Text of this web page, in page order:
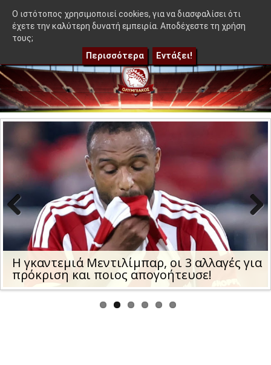
≡ OlympEidisis |
Η γκαντεμιά Μεντιλίμπαρ, οι 3 αλλαγές για
πρόκριση και ποιος απογοήτευσε!
us
ιδέα που δεν βγήκε στον Μεντιλίμπαρ - Ακόμα 50-50" |
O ιστότοπος χρησιμοποιεί cookies, για να διασφαλίσει ότι
έχετε την καλύτερη δυνατή εμπειρία. Αποδέχεστε τη χρήση
τους;
Περισσότερα Εντάξει!